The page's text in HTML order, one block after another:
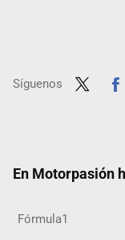
Síguenos
En Motorpasión
Fórmula1